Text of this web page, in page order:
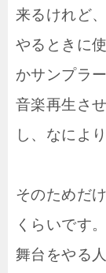
来るけれど
やるときに
かサンプラ
音楽再生さ
し、なによ
そのためだ
くらいです。
舞台をやる